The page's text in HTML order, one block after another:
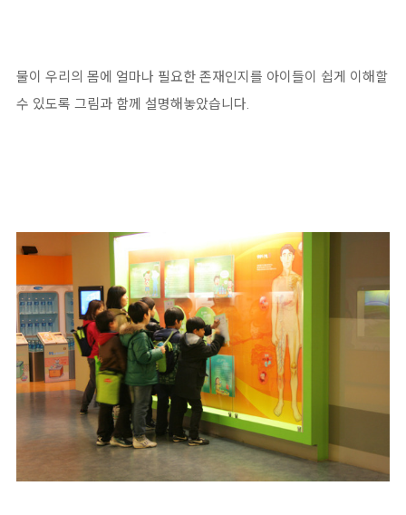
물이 우리의 몸에 얼마나 필요한 존재인지를 아이들이 쉽게 이해할
수 있도록 그림과 함께 설명해놓았습니다.